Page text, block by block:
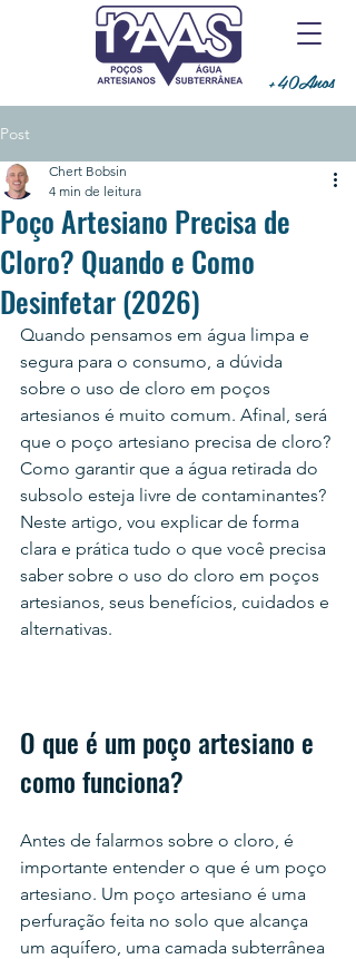
+40Anos
Post
Poço Artesiano Precisa de
Cloro? Quando e Como
Desinfetar (2026)
Chert Bobsin
4 min de leitura
Quando pensamos em água limpa e
segura para o consumo, a dúvida
sobre o uso de cloro em poços
artesianos é muito comum. Afinal, será
que o poço artesiano precisa de cloro?
Como garantir que a água retirada do
subsolo esteja livre de contaminantes?
Neste artigo, vou explicar de forma
clara e prática tudo o que você precisa
saber sobre o uso do cloro em poços
artesianos, seus benefícios, cuidados e
alternativas.
O que é um poço artesiano e
como funciona?
Antes de falarmos sobre o cloro, é
importante entender o que é um poço
artesiano. Um poço artesiano é uma
perfuração feita no solo que alcança
um aquífero, uma camada subterrânea